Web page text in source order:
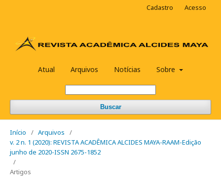
Atual Arquivos Notícias Sobre
Buscar
Cadastro Acesso
Início / Arquivos
/
v. 2 n. 1 (2020): REVISTA ACADÊMICA ALCIDES MAYA-RAAM-Edição
junho de 2020-ISSN 2675-1852
/
Artigos